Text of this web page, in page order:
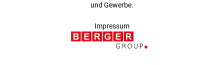
und Gewerbe.
Impressum